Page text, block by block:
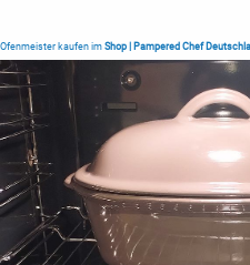
Ofenmeister kaufen im Shop | Pampered Chef